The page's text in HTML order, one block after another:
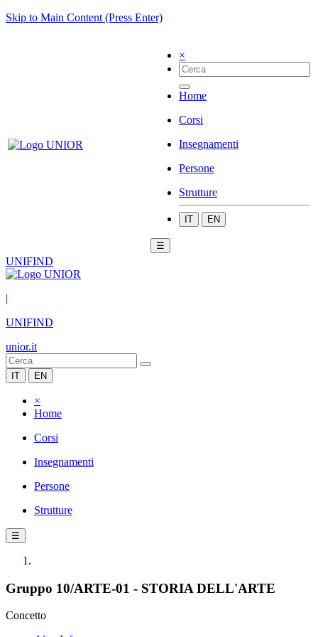
Skip to Main Content (Press Enter)
×
Home
Corsi
Insegnamenti
Persone
Strutture
IT EN
☰
UNIFIND
|
UNIFIND
unior.it
IT EN
×
Home
Corsi
Insegnamenti
Persone
Strutture
☰
Gruppo 10/ARTE-01 - STORIA DELL'ARTE
Concetto